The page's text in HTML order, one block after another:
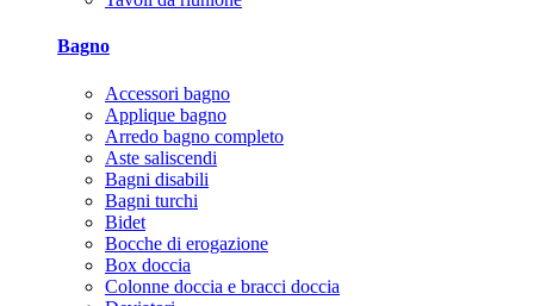
Bagno
Accessori bagno
Applique bagno
Arredo bagno completo
Aste saliscendi
Bagni disabili
Bagni turchi
Bidet
Bocche di erogazione
Box doccia
Colonne doccia e bracci doccia